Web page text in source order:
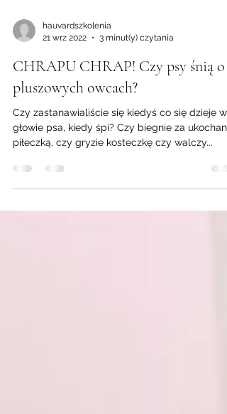
21 wrz 2022
3 minut(y) czytania
CHRAPU CHRAP! Czy psy śnią o
pluszowych owcach?
Czy zastanawialiście się kiedyś co się dzieje w
piłeczką, czy gryzie kosteczkę czy walczy...